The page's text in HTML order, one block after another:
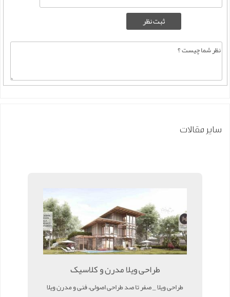
سایر مقالات
طراحی ویلا مدرن و کلاسیک
طراحی ویلا _ صفر تا صد طراحی اصولی، فنی و مدرن ویلا